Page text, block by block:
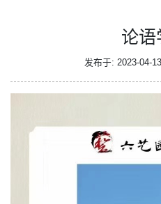
论语
发布于: 2023-04-13